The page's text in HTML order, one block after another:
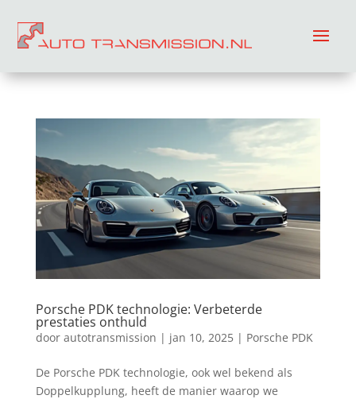
Porsche PDK technologie: Verbeterde
prestaties onthuld
door autotransmission | jan 10, 2025| Porsche PDK
De Porsche PDK technologie, ook wel bekend als
Doppelkupplung, heeft de manier waarop we